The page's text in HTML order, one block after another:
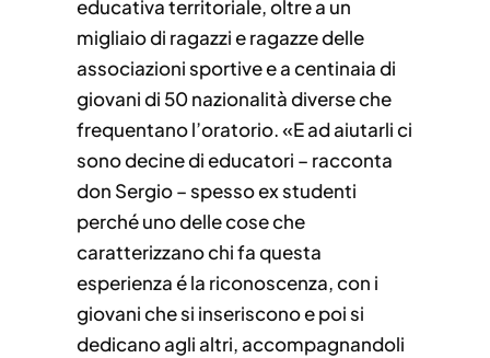
educativa territoriale, oltre a un
migliaio di ragazzi e ragazze delle
associazioni sportive e a centinaia di
giovani di 50 nazionalità diverse che
frequentano l’oratorio. «E ad aiutarli ci
sono decine di educatori – racconta
don Sergio – spesso ex studenti
perché uno delle cose che
caratterizzano chi fa questa
esperienza é la riconoscenza, con i
giovani che si inseriscono e poi si
dedicano agli altri, accompagnandoli